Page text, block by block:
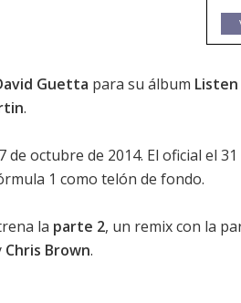
Guetta para su álbum Listen
.
de octubre de 2014. El oficial el
1 como telón de fondo.
la parte 2, un remix con la
Chris Brown.